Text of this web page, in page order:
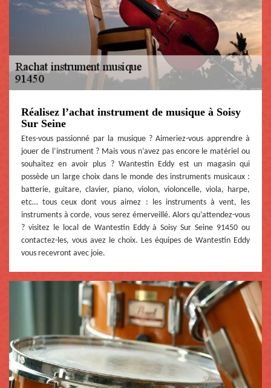
Réalisez l’achat instrument de musique à Soisy
Sur Seine
Etes-vous passionné par la musique ? Aimeriez-vous apprendre à
jouer de l’instrument ? Mais vous n’avez pas encore le matériel ou
souhaitez en avoir plus ? Wantestin Eddy est un magasin qui
possède un large choix dans le monde des instruments musicaux :
batterie, guitare, clavier, piano, violon, violoncelle, viola, harpe,
etc… tous ceux dont vous aimez : les instruments à vent, les
instruments à corde, vous serez émerveillé. Alors qu’attendez-vous
? visitez le local de Wantestin Eddy à Soisy Sur Seine 91450 ou
contactez-les, vous avez le choix. Les équipes de Wantestin Eddy
vous recevront avec joie.